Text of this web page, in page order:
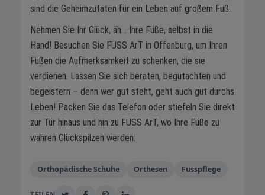
sind die Geheimzutaten für ein Leben auf großem Fuß.
Nehmen Sie Ihr Glück, äh... Ihre Füße, selbst in die
Hand! Besuchen Sie FUSS ArT in Offenburg, um Ihren
Füßen die Aufmerksamkeit zu schenken, die sie
verdienen. Lassen Sie sich beraten, begutachten und
begeistern – denn wer gut steht, geht auch gut durchs
Leben! Packen Sie das Telefon oder stiefeln Sie direkt
zur Tür hinaus und hin zu FUSS ArT, wo Ihre Füße zu
wahren Glückspilzen werden:
Orthopädische Schuhe Orthesen Fusspflege